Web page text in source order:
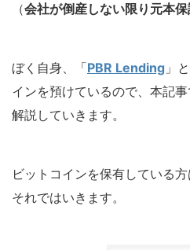
（会社が倒産しない限り元本
ぼく自身、「PBR Lending 」
インを預けているので、本記
解説していきます。
ビットコインを保有している方
それではいきます。